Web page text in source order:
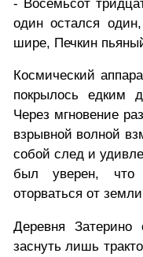
- Восемьсот
один остался
шире, Печкин
Космический
покрылось едким
Через мгновение
взрывной волной
собой след и
был уверен, что
оторваться от
Деревня
заснуть лишь